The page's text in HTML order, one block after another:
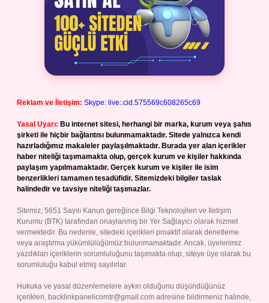
Reklam ve İletişim: Skype: live:.cid.575569c608265c69
Yasal Uyarı: Bu internet sitesi, herhangi bir marka, kurum veya şahıs
şirketi ile hiçbir bağlantısı bulunmamaktadır. Sitede yalnızca kendi
hazırladığımız makaleler paylaşılmaktadır. Burada yer alan içerikler
haber niteliği taşımamakta olup, gerçek kurum ve kişiler hakkında
paylaşım yapılmamaktadır. Gerçek kurum ve kişiler ile isim
benzerlikleri tamamen tesadüfidir. Sitemizdeki bilgiler taslak
halindedir ve tavsiye niteliği taşımazlar.
Sitemiz, 5651 Sayılı Kanun gereğince Bilgi Teknolojileri ve İletişim
Kurumu (BTK) tarafından onaylanmış bir Yer Sağlayıcı olarak hizmet
vermektedir. Bu nedenle, sitedeki içerikleri proaktif olarak denetleme
veya araştırma yükümlülüğümüz bulunmamaktadır. Ancak, üyelerimiz
yazdıkları içeriklerin sorumluluğunu taşımakta olup, siteye üye olarak bu
sorumluluğu kabul etmiş sayılırlar.
Hukuka ve yasal düzenlemelere aykırı olduğunu düşündüğünüz
içerikleri, backlinkpanelicomtr@gmail.com adresine bildirmeniz halinde,